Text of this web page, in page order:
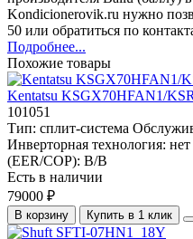
Kondicionerovik.ru нужно
50 или обратиться по
Подробнее...
Похожие товары
Kentatsu KSGX70HFAN1/
101051
Тип: сплит-система
Инверторная технология: нет
(EER/COP): B/B
Есть в наличии
79000 ₽
В корзину Купить в 1 клик